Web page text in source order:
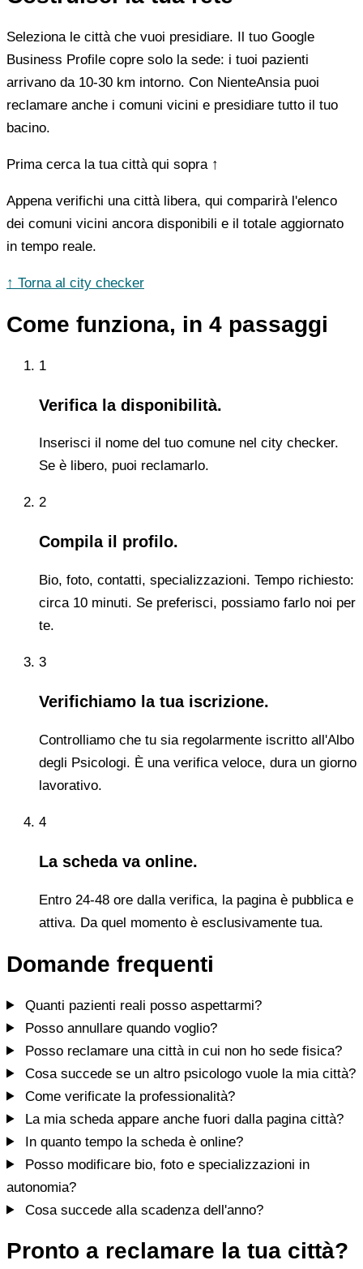
Seleziona le città che vuoi presidiare. Il tuo Google
Business Profile copre solo la sede: i tuoi pazienti
arrivano da 10-30 km intorno. Con NienteAnsia puoi
reclamare anche i comuni vicini e presidiare tutto il tuo
bacino.
Prima cerca la tua città qui sopra ↑
Appena verifichi una città libera, qui comparirà l'elenco
dei comuni vicini ancora disponibili e il totale aggiornato
in tempo reale.
↑ Torna al city checker
Come funziona, in 4 passaggi
1
Verifica la disponibilità.
Inserisci il nome del tuo comune nel city checker.
Se è libero, puoi reclamarlo.
2
Compila il profilo.
Bio, foto, contatti, specializzazioni. Tempo richiesto:
circa 10 minuti. Se preferisci, possiamo farlo noi per
te.
3
Verifichiamo la tua iscrizione.
Controlliamo che tu sia regolarmente iscritto all'Albo
degli Psicologi. È una verifica veloce, dura un giorno
lavorativo.
4
La scheda va online.
Entro 24-48 ore dalla verifica, la pagina è pubblica e
attiva. Da quel momento è esclusivamente tua.
Domande frequenti
Quanti pazienti reali posso aspettarmi?
Posso annullare quando voglio?
Posso reclamare una città in cui non ho sede fisica?
Cosa succede se un altro psicologo vuole la mia città?
Come verificate la professionalità?
La mia scheda appare anche fuori dalla pagina città?
In quanto tempo la scheda è online?
Posso modificare bio, foto e specializzazioni in
autonomia?
Cosa succede alla scadenza dell'anno?
Pronto a reclamare la tua città?